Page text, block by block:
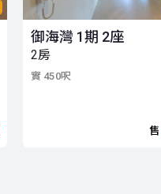
御海灣 1期 2座
2房
實 450呎
售